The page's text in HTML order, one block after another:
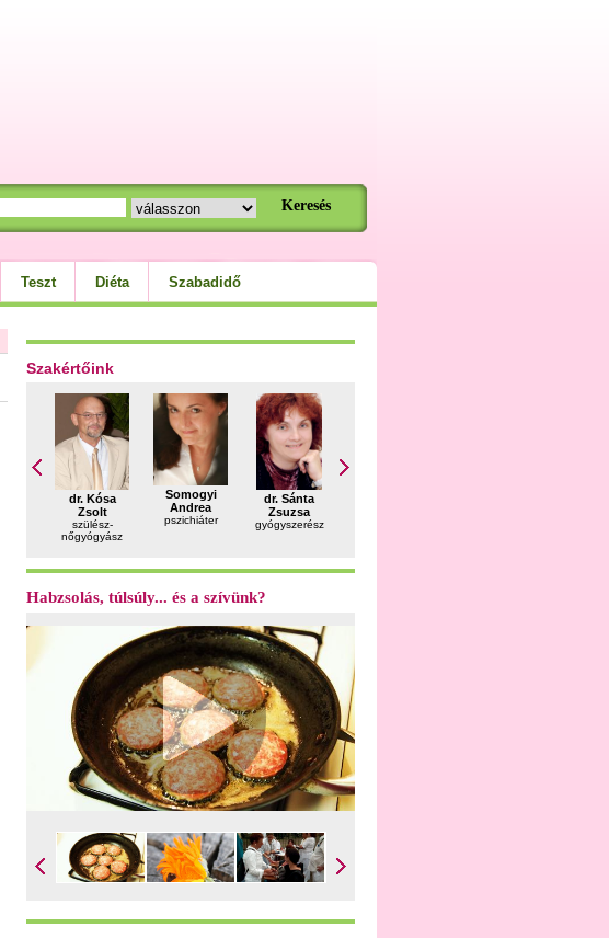
Teszt Diéta Szabadidő
Szakértőink
dr. Kósa
Zsolt
szülész-
nőgyógyász
Somogyi
Andrea
pszichiáter
dr. Sánta
Zsuzsa
gyógyszerész
Habzsolás, túlsúly... és a szívünk?